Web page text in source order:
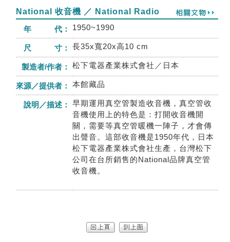
National 收音機 ／ National Radio
年 代：
1950~1990
尺 寸： 長35x寬20x高10 cm
製造者/作者： 松下電器產業株式會社／日本
來源／提供者： 本館藏品
說明／描述：
早期運用真空管製造收音機，真空管收
音機使用上的特色是：打開收音機開
關，需要等真空管暖機一陣子，才會傳
出聲音。這部收音機是1950年代，日本
松下電器產業株式會社生產，台灣松下
公司在台所銷售的National品牌真空管
收音機。